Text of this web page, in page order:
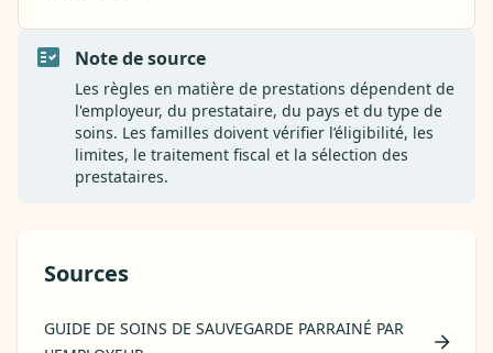
Note de source
Les règles en matière de prestations dépendent de
l'employeur, du prestataire, du pays et du type de
soins. Les familles doivent vérifier l’éligibilité, les
limites, le traitement fiscal et la sélection des
prestataires.
Sources
GUIDE DE SOINS DE SAUVEGARDE PARRAINÉ PAR